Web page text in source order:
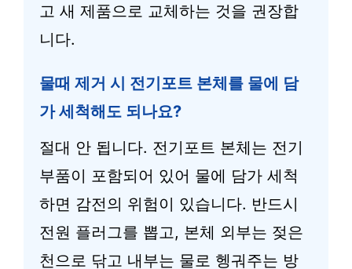
고 새 제품으로 교체하는 것을 권장합
니다.
물때 제거 시 전기포트 본체를 물에 담
가 세척해도 되나요?
절대 안 됩니다. 전기포트 본체는 전기
부품이 포함되어 있어 물에 담가 세척
하면 감전의 위험이 있습니다. 반드시
전원 플러그를 뽑고, 본체 외부는 젖은
천으로 닦고 내부는 물로 헹궈주는 방